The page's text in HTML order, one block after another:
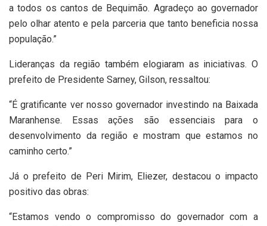
a todos os cantos de Bequimão. Agradeço ao governador
pelo olhar atento e pela parceria que tanto beneficia nossa
população.”
Lideranças da região também elogiaram as iniciativas. O
prefeito de Presidente Sarney, Gilson, ressaltou:
“É gratificante ver nosso governador investindo na Baixada
Maranhense. Essas ações são essenciais para o
desenvolvimento da região e mostram que estamos no
caminho certo.”
Já o prefeito de Peri Mirim, Eliezer, destacou o impacto
positivo das obras:
“Estamos vendo o compromisso do governador com a